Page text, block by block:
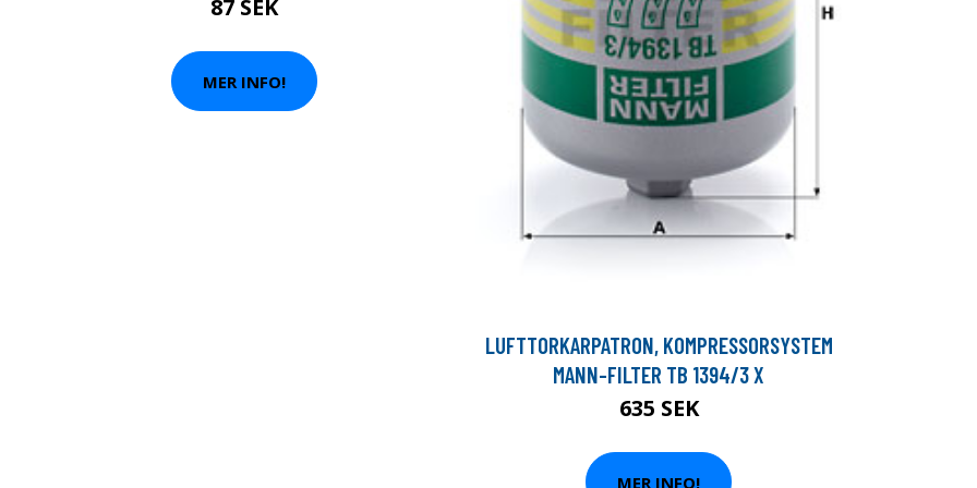
87 SEK
MER INFO!
LUFTTORKARPATRON, KOMPRESSORSYSTEM
MANN-FILTER TB 1394/3 X
635 SEK
MER INFO!